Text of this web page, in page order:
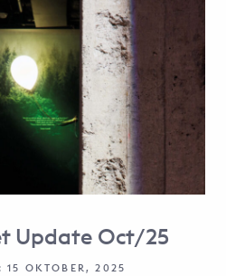
Update Oct/25
15 OKTOBER, 2025